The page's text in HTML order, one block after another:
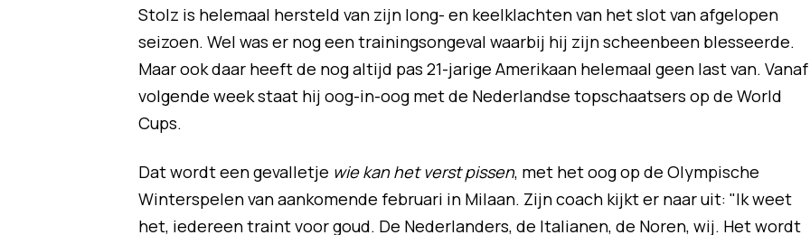
Stolz is helemaal hersteld van zijn long- en keelklachten van het slot van afgelopen
seizoen. Wel was er nog een trainingsongeval waarbij hij zijn scheenbeen blesseerde.
Maar ook daar heeft de nog altijd pas 21-jarige Amerikaan helemaal geen last van. Vanaf
volgende week staat hij oog-in-oog met de Nederlandse topschaatsers op de World
Cups.
Dat wordt een gevalletje wie kan het verst pissen, met het oog op de Olympische
Winterspelen van aankomende februari in Milaan. Zijn coach kijkt er naar uit: "Ik weet
het, iedereen traint voor goud. De Nederlanders, de Italianen, de Noren, wij. Het wordt